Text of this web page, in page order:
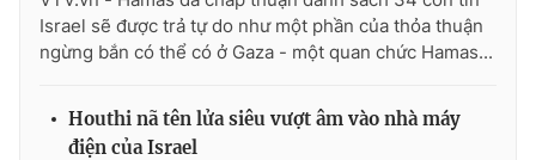
Ðiện thoại Thời báo VTV:024.66 897 897
Email:toasoan@vtv.vn
Israel sẽ được trả tự do như một phần của thỏa thuận
ngừng bắn có thể có ở Gaza - một quan chức Hamas...
Houthi nã tên lửa siêu vượt âm vào nhà máy
điện của Israel